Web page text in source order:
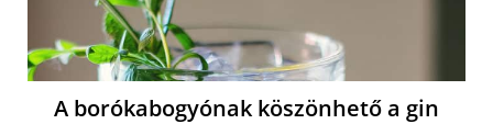
A borókabogyónak köszönhető a gin